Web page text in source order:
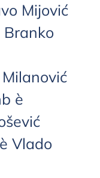
Mijović
Branko
è
Vlado